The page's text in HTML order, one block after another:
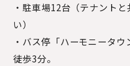
・駐車場12台（テナント
い）
・バス停「ハーモニータウ
徒歩3分。